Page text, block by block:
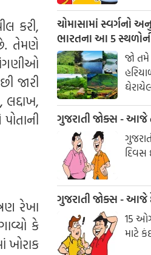
કરી,
તેમણે
જારી
રેખા
કે
ખોરાક
ચોમાસામાં સ્વર્ગનો
ભારતના આ 5
જો તમે
તમને
ગુજરાતી જોક્સ - આજે
ગુજરાતી જોક્સ - આજે
15
માટે